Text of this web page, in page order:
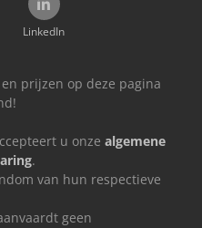
LinkedIn
prijzen op deze pagina
u onze algemene
.
van hun respectieve
geen